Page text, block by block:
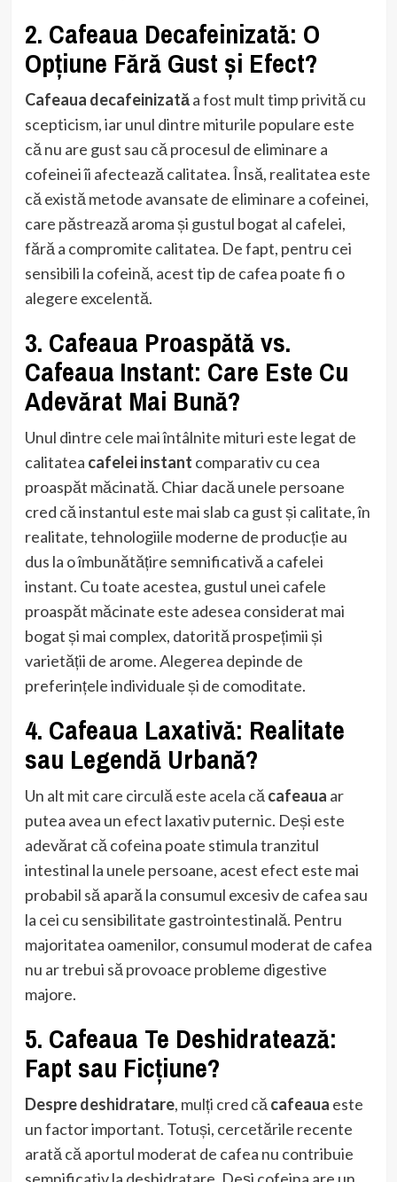
2. Cafeaua Decafeinizată: O
Opțiune Fără Gust și Efect?
Cafeaua decafeinizatăa fost mult timp privită cu
scepticism, iar unul dintre miturile populare este
că nu are gust sau că procesul de eliminare a
cofeinei îi afectează calitatea. Însă, realitatea este
că există metode avansate de eliminare a cofeinei,
care păstrează aroma și gustul bogat al cafelei,
fără a compromite calitatea. De fapt, pentru cei
sensibili la cofeină, acest tip de cafea poate fi o
alegere excelentă.
3. Cafeaua Proaspătă vs.
Cafeaua Instant: Care Este Cu
Adevărat Mai Bună?
Unul dintre cele mai întâlnite mituri este legat de
calitatea cafelei instant comparativ cu cea
proaspăt măcinată. Chiar dacă unele persoane
cred că instantul este mai slab ca gust și calitate, în
realitate, tehnologiile moderne de producție au
dus la o îmbunătățire semnificativă a cafelei
instant. Cu toate acestea, gustul unei cafele
proaspăt măcinate este adesea considerat mai
bogat și mai complex, datorită prospețimii și
varietății de arome. Alegerea depinde de
preferințele individuale și de comoditate.
4. Cafeaua Laxativă: Realitate
sau Legendă Urbană?
Un alt mit care circulă este acela că cafeaua ar
putea avea un efect laxativ puternic. Deși este
adevărat că cofeina poate stimula tranzitul
intestinal la unele persoane, acest efect este mai
probabil să apară la consumul excesiv de cafea sau
la cei cu sensibilitate gastrointestinală. Pentru
majoritatea oamenilor, consumul moderat de cafea
nu ar trebui să provoace probleme digestive
majore.
5. Cafeaua Te Deshidratează:
Fapt sau Ficțiune?
Despre deshidratare, mulți cred că cafeaua este
un factor important. Totuși, cercetările recente
arată că aportul moderat de cafea nu contribuie